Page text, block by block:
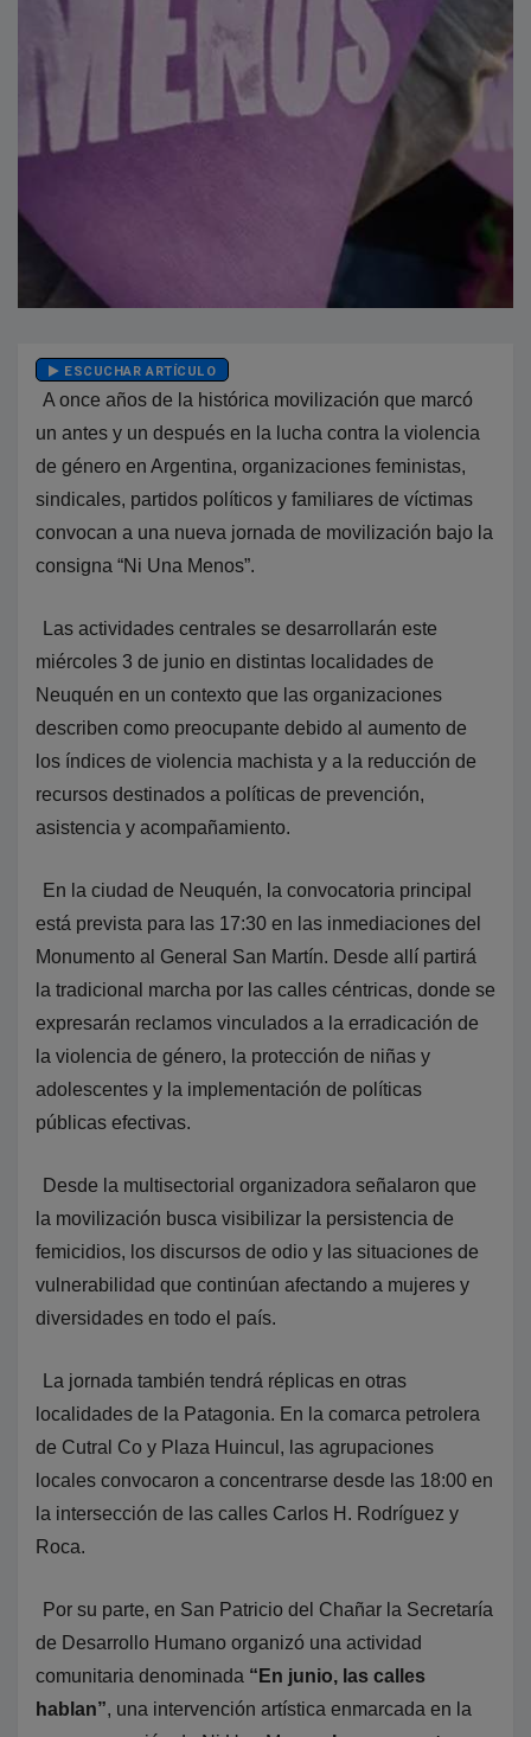
ESCUCHAR ARTÍCULO
A once años de la histórica movilización que marcó
un antes y un después en la lucha contra la violencia
de género en Argentina, organizaciones feministas,
sindicales, partidos políticos y familiares de víctimas
convocan a una nueva jornada de movilización bajo la
consigna “Ni Una Menos”.
Las actividades centrales se desarrollarán este
miércoles 3 de junio en distintas localidades de
Neuquén en un contexto que las organizaciones
describen como preocupante debido al aumento de
los índices de violencia machista y a la reducción de
recursos destinados a políticas de prevención,
asistencia y acompañamiento.
En la ciudad de Neuquén, la convocatoria principal
está prevista para las 17:30 en las inmediaciones del
Monumento al General San Martín. Desde allí partirá
la tradicional marcha por las calles céntricas, donde se
expresarán reclamos vinculados a la erradicación de
la violencia de género, la protección de niñas y
adolescentes y la implementación de políticas
públicas efectivas.
Desde la multisectorial organizadora señalaron que
la movilización busca visibilizar la persistencia de
femicidios, los discursos de odio y las situaciones de
vulnerabilidad que continúan afectando a mujeres y
diversidades en todo el país.
La jornada también tendrá réplicas en otras
localidades de la Patagonia. En la comarca petrolera
de Cutral Co y Plaza Huincul, las agrupaciones
locales convocaron a concentrarse desde las 18:00 en
la intersección de las calles Carlos H. Rodríguez y
Roca.
Por su parte, en San Patricio del Chañar la Secretaría
de Desarrollo Humano organizó una actividad
comunitaria denominada “En junio, las calles
hablan”, una intervención artística enmarcada en la